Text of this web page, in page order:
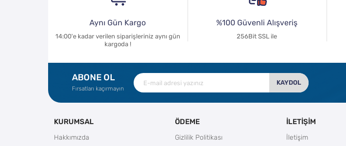
Aynı Gün Kargo
14:00'e kadar verilen siparişleriniz aynı gün
kargoda !
%100 Güvenli Alışveriş
256Bit SSL ile
ABONE OL
Fırsatları kaçırmayın
KAYDOL
KURUMSAL
Hakkımızda
ÖDEME
Gizlilik Politikası
İLETİŞİM
İletişim